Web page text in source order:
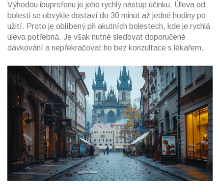
Výhodou ibuprofenu je jeho rychlý nástup účinku. Úleva od
bolesti se obvykle dostaví do 30 minut až jedné hodiny po
užití. Proto je oblíbený při akutních bolestech, kde je rychlá
úleva potřebná. Je však nutné sledovat doporučené
dávkování a nepřekračovat ho bez konzultace s lékařem.